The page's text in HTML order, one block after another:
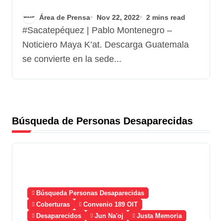
decolonizada
Área de Prensa Nov 22, 2022 2 mins read
#Sacatepéquez | Pablo Montenegro –
Noticiero Maya K’at. Descarga Guatemala
se convierte en la sede...
Búsqueda de Personas Desaparecidas
Búsqueda Personas Desaparecidas
Coberturas
Convenio 189 OIT
Desaparecidos
Jun Na'oj Justa Memoria